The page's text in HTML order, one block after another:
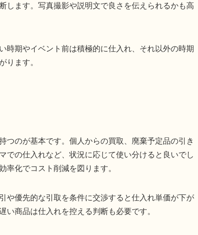
します。写真撮影や説明文で良さを伝えられるかも高
時期やイベント前は積極的に仕入れ、それ以外の時期
ります。
つのが基本です。個人からの買取、廃棄予定品の引き
での仕入れなど、状況に応じて使い分けると良いでし
率化でコスト削減を図ります。
や優先的な引取を条件に交渉すると仕入れ単価が下が
い商品は仕入れを控える判断も必要です。